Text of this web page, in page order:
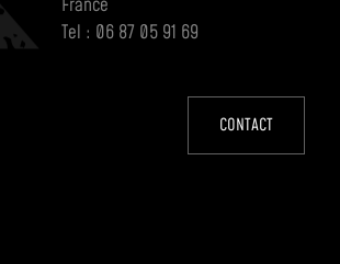
France
Tel : 06 87 05 91 69
CONTACT